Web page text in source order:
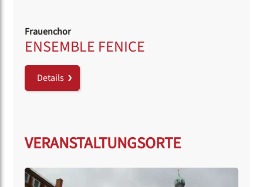
Frauenchor
ENSEMBLE FENICE
Details
VERANSTALTUNGSORTE